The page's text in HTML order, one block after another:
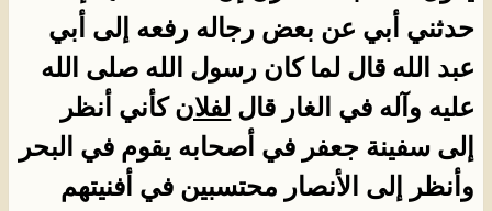
حدثني أبي عن بعض رجاله رفعه إلى أبي
عبد الله قال لما كان رسول الله صلى الله
عليه وآله في الغار قال لفلانكأني أنظر
إلى سفينة جعفر في أصحابه يقوم في البحر
وأنظر إلى الأنصار محتسبين في أفنيتهم